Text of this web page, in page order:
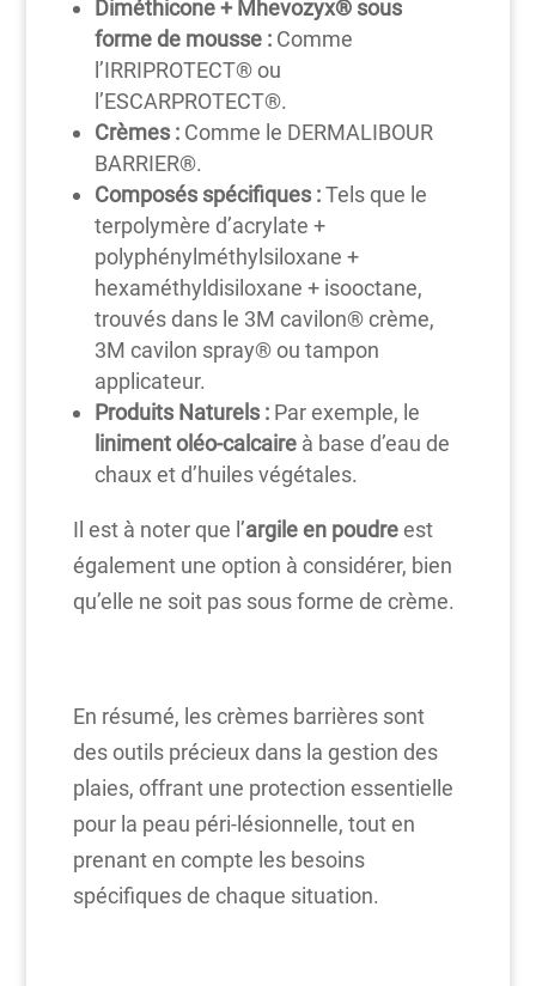
Diméthicone + Mhevozyx® sous
forme de mousse :Comme
l’IRRIPROTECT® ou
l’ESCARPROTECT®.
Crèmes : Comme le DERMALIBOUR
BARRIER®.
Composés spécifiques :Tels que le
terpolymère d’acrylate +
polyphénylméthylsiloxane +
hexaméthyldisiloxane + isooctane,
trouvés dans le 3M cavilon® crème,
3M cavilon spray® ou tampon
applicateur.
Produits Naturels : Par exemple, le
liniment oléo-calcaireà base d’eau de
chaux et d’huiles végétales.
Il est à noter que l’argile en poudreest
également une option à considérer, bien
qu’elle ne soit pas sous forme de crème.
En résumé, les crèmes barrières sont
des outils précieux dans la gestion des
plaies, offrant une protection essentielle
pour la peau péri-lésionnelle, tout en
prenant en compte les besoins
spécifiques de chaque situation.